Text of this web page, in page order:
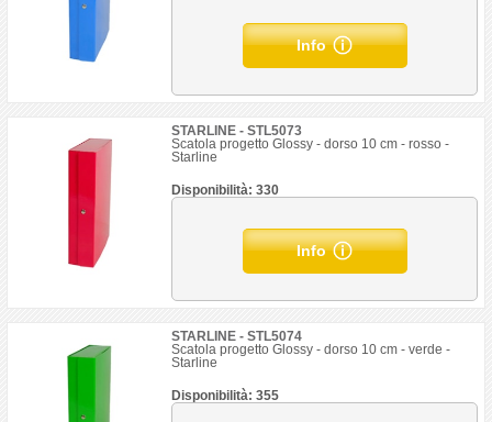
Info
STARLINE - STL5073
Scatola progetto Glossy - dorso 10 cm - rosso -
Starline
Disponibilità: 330
Info
STARLINE - STL5074
Scatola progetto Glossy - dorso 10 cm - verde -
Starline
Disponibilità: 355